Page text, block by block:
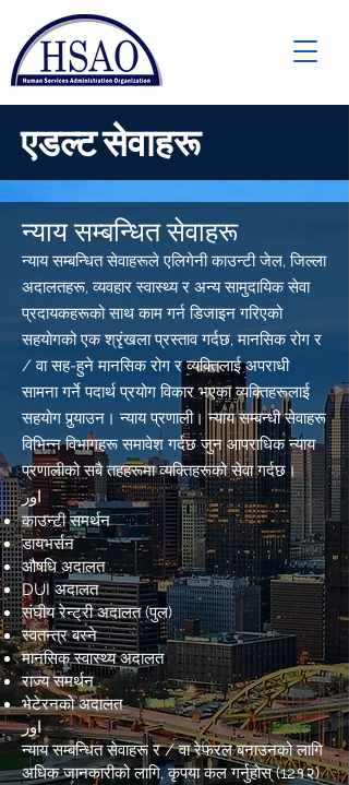
एडल्ट सेवाहरू
न्याय सम्बन्धित सेवाहरू
न्याय सम्बन्धित सेवाहरूले एलिगेनी काउन्टी जेल, जिल्ला
अदालतहरू, व्यवहार स्वास्थ्य र अन्य सामुदायिक सेवा
प्रदायकहरूको साथ काम गर्न डिजाइन गरिएको
सहयोगको एक श्रृंखला प्रस्ताव गर्दछ, मानसिक रोग र
/ वा सह-हुने मानसिक रोग र व्यक्तिलाई अपराधी
सामना गर्ने पदार्थ प्रयोग विकार भएका व्यक्तिहरूलाई
सहयोग पुर्‍याउन। न्याय प्रणाली। न्याय सम्बन्धी सेवाहरू
विभिन्न विभागहरू समावेश गर्दछ जुन आपराधिक न्याय
प्रणालीको सबै तहहरूमा व्यक्तिहरूको सेवा गर्दछ।
اور
काउन्टी समर्थन
डायभर्सन
औषधि अदालत
DUI अदालत
संघीय रेन्ट्री अदालत (पुल)
स्वतन्त्र बस्ने
मानसिक स्वास्थ्य अदालत
राज्य समर्थन
भेटेरनको अदालत
اور
न्याय सम्बन्धित सेवाहरू र / वा रेफरल बनाउनको लागि
अधिक जानकारीको लागि, कृपया कल गर्नुहोस् (12१२)